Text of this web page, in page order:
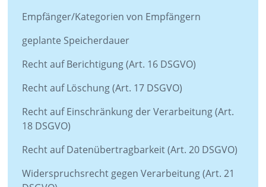
Empfänger/Kategorien von Empfängern
geplante Speicherdauer
Recht auf Berichtigung (Art. 16 DSGVO)
Recht auf Löschung (Art. 17 DSGVO)
Recht auf Einschränkung der Verarbeitung (Art.
18 DSGVO)
Recht auf Datenübertragbarkeit (Art. 20 DSGVO)
Widerspruchsrecht gegen Verarbeitung (Art. 21